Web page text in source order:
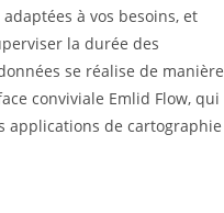
à vos besoins, et
la durée des
se réalise de manière
conviviale Emlid Flow, qui
applications de cartographie